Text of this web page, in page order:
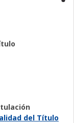
del Título